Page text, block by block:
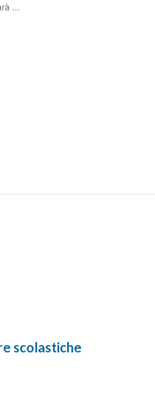
...
scolastiche